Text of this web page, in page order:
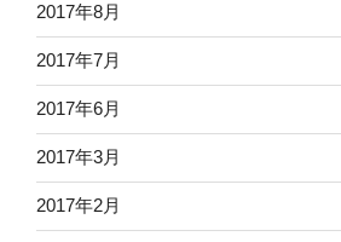
2017年8月
2017年7月
2017年6月
2017年3月
2017年2月